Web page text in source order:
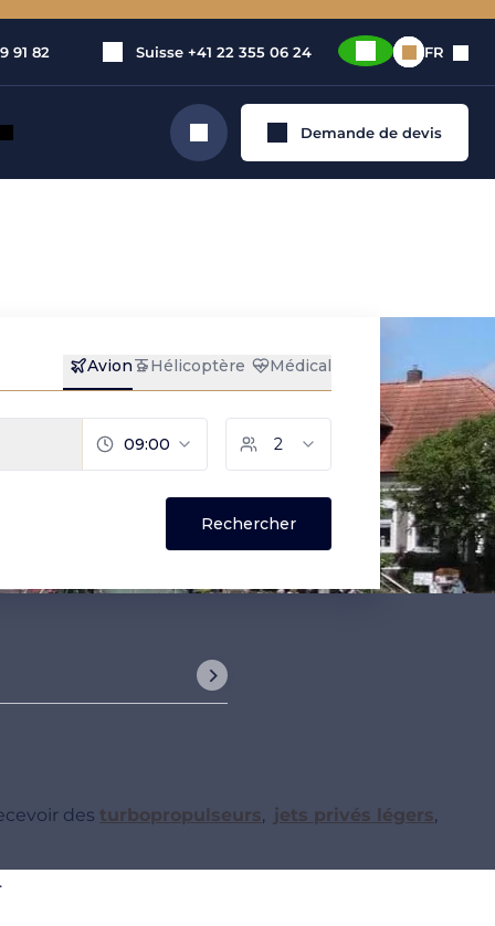
91 82 Suisse +41 22 355 06 24 FR
Rechercher Demande de devis
des turbopropulseurs, jets privés légers,
.